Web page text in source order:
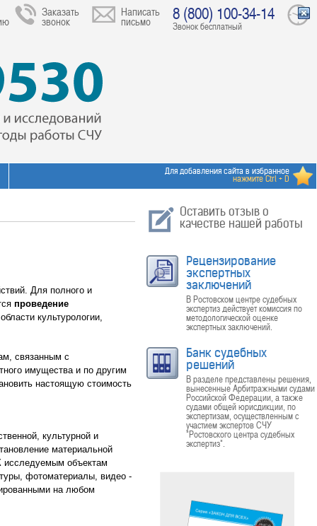
Заказать
звонок
Написать
письмо 8 (800) 100-34-14
Звонок бесплатный
Для добавления сайта в избранное
нажмите Ctrl + D
Для полного и
проведение
культурологии,
связанным с
имущества и по другим
настоящую стоимость
культурной и
материальной
исследуемым объектам
фотоматериалы, видео -
на любом
Оставить отзыв о
качестве нашей работы
Рецензирование
экспертных
заключений
В Ростовском центре судебных
экспертиз действует комиссия по
методологической оценке
экспертных заключений.
Банк судебных
решений
В разделе представлены решения,
вынесенные Арбитражными судами
Российской Федерации, а также
судами общей юрисдикции, по
экспертизам, осуществленным с
участием экспертов СЧУ
"Ростовского центра судебных
экспертиз".